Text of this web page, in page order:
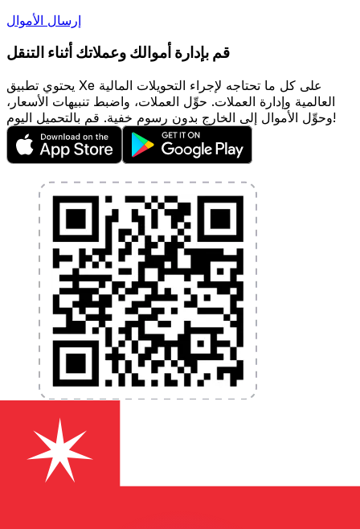
إرسال الأموال
قم بإدارة أموالك وعملاتك أثناء التنقل
يحتوي تطبيق Xe على كل ما تحتاجه لإجراء التحويلات المالية
العالمية وإدارة العملات. حوِّل العملات، واضبط تنبيهات الأسعار،
وحوِّل الأموال إلى الخارج بدون رسوم خفية. قم بالتحميل اليوم!